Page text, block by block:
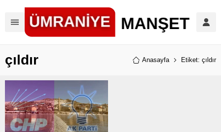
çıldır Anasayfa Etiket: çıldır